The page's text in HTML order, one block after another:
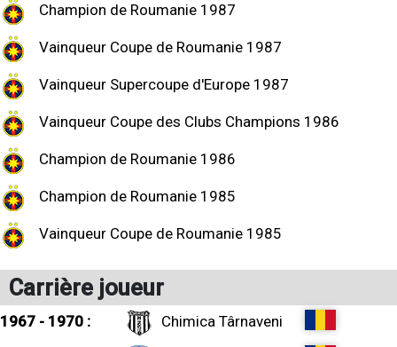
Champion de Roumanie 1987
Vainqueur Coupe de Roumanie 1987
Vainqueur Supercoupe d'Europe 1987
Vainqueur Coupe des Clubs Champions 1986
Champion de Roumanie 1986
Champion de Roumanie 1985
Vainqueur Coupe de Roumanie 1985
Carrière joueur
1967 - 1970 :
Chimica Târnaveni